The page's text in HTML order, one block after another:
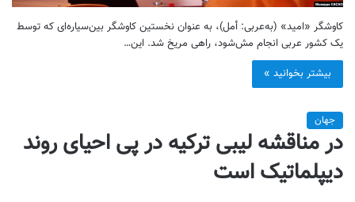
کاوشگر «امید» (به‌عربی: أمل)، به عنوان نخستین کاوشگر بین‌سیاره‌ای که توسط
یک کشور عربی انجام مش‌شود، راهی مریخ شد. این…
بیشتر بخوانید »
جهان
در مناقشه لیبی ترکیه در پی احیای روند
دیپلماتیک است